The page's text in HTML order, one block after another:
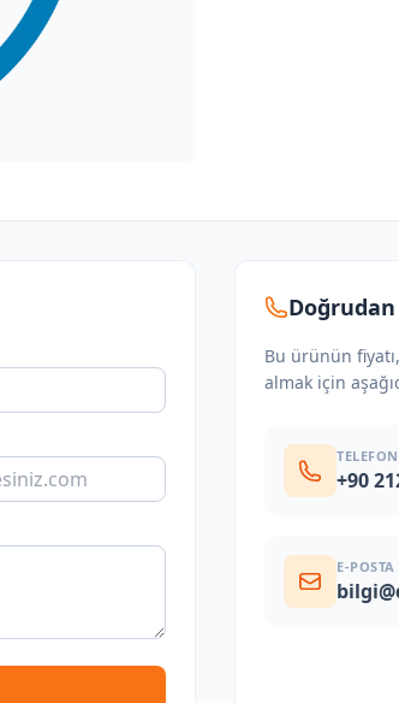
Bu ürünün
almak için
TELEFON
+90
E-POSTA